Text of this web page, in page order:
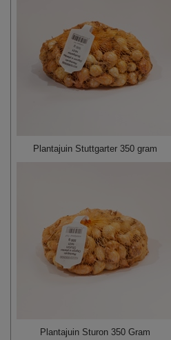
Plantajuin Stuttgarter 350 gram
Plantajuin Sturon 350 Gram